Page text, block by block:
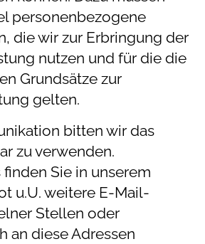
personenbezogene
die wir zur Erbringung der
nutzen und für die die
Grundsätze zur
gelten.
bitten wir das
zu verwenden.
Sie in unserem
u.U. weitere E-Mail-
Stellen oder
an diese Adressen